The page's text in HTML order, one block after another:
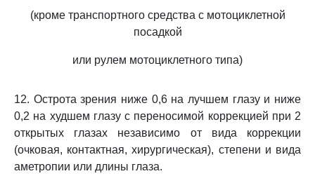
(кроме транспортного средства с мотоциклетной
посадкой
или рулем мотоциклетного типа)
12. Острота зрения ниже 0,6 на лучшем глазу и ниже
0,2 на худшем глазу с переносимой коррекцией при 2
открытых глазах независимо от вида коррекции
(очковая, контактная, хирургическая), степени и вида
аметропии или длины глаза.